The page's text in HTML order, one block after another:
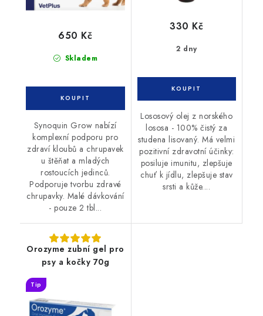
Skladem
650 Kč
Synoquin Grow nabízí
komplexní podporu pro
zdraví kloubů a chrupavek
u štěňat a mladých
rostoucích jedinců.
Podporuje tvorbu zdravé
chrupavky. Malé dávkování
- pouze 2 tbl...
2 dny
330 Kč
Lososový olej z norského
lososa - 100% čistý za
studena lisovaný. Má velmi
pozitivní zdravotní účinky:
posiluje imunitu, zlepšuje
chuť k jídlu, zlepšuje stav
srsti a kůže....
Orozyme zubní gel pro
psy a kočky 70g
Tip